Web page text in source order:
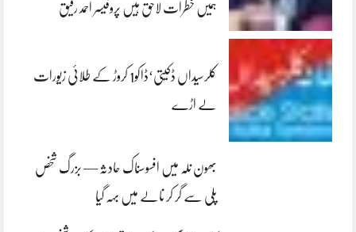
ہمیں خطرات لاحق ہیں پروفیسر احمد رفیق
کلرسیداں ڈکیتی‘ڈاکو1 کروڑ کے طلائی زیورات
لے اڑے
بھون نلہ میں افسوسناک حادثہ — بزرگ شخص
پلی سے گر کر نالے میں بہہ گیا